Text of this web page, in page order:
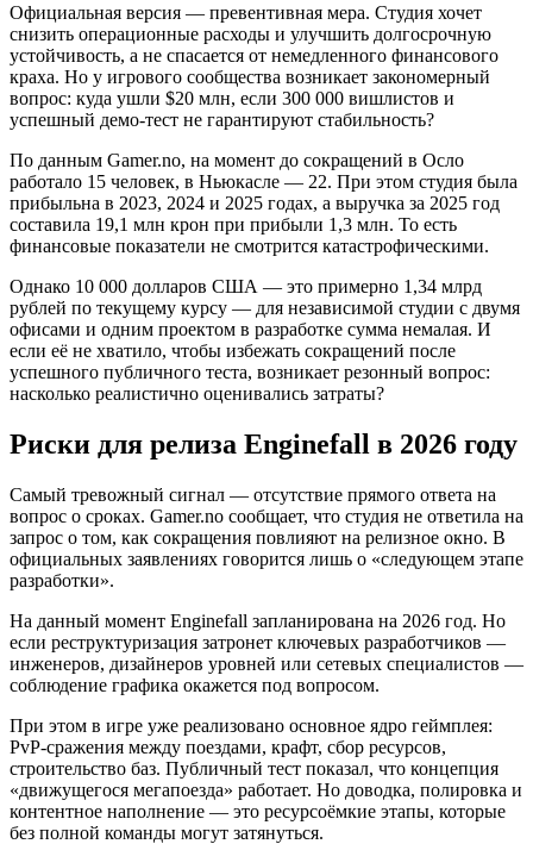
Официальная версия — превентивная мера. Студия хочет
снизить операционные расходы и улучшить долгосрочную
устойчивость, а не спасается от немедленного финансового
краха. Но у игрового сообщества возникает закономерный
вопрос: куда ушли $20 млн, если 300 000 вишлистов и
успешный демо-тест не гарантируют стабильность?
По данным Gamer.no, на момент до сокращений в Осло
работало 15 человек, в Ньюкасле — 22. При этом студия была
прибыльна в 2023, 2024 и 2025 годах, а выручка за 2025 год
составила 19,1 млн крон при прибыли 1,3 млн. То есть
финансовые показатели не смотрится катастрофическими.
Однако 10 000 долларов США — это примерно 1,34 млрд
рублей по текущему курсу — для независимой студии с двумя
офисами и одним проектом в разработке сумма немалая. И
если её не хватило, чтобы избежать сокращений после
успешного публичного теста, возникает резонный вопрос:
насколько реалистично оценивались затраты?
Риски для релиза Enginefall в 2026 году
Самый тревожный сигнал — отсутствие прямого ответа на
вопрос о сроках. Gamer.no сообщает, что студия не ответила на
запрос о том, как сокращения повлияют на релизное окно. В
официальных заявлениях говорится лишь о «следующем этапе
разработки».
На данный момент Enginefall запланирована на 2026 год. Но
если реструктуризация затронет ключевых разработчиков —
инженеров, дизайнеров уровней или сетевых специалистов —
соблюдение графика окажется под вопросом.
При этом в игре уже реализовано основное ядро геймплея:
PvP-сражения между поездами, крафт, сбор ресурсов,
строительство баз. Публичный тест показал, что концепция
«движущегося мегапоезда» работает. Но доводка, полировка и
контентное наполнение — это ресурсоёмкие этапы, которые
без полной команды могут затянуться.